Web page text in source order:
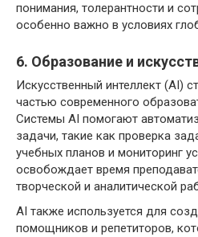
понимания, толерантности и
особенно важно в условиях
6. Образование и
Искусственный интеллект (AI)
частью современного
Системы AI помогают
задачи, такие как проверка
учебных планов и мониторинг
освобождает время
творческой и аналитической
AI также используется для
помощников и репетиторов,